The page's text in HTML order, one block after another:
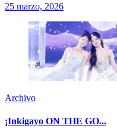
25 marzo, 2026
Archivo
¡Inkigayo ON THE GO...